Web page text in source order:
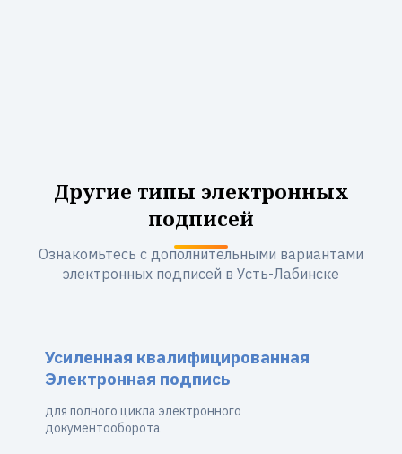
Другие типы электронных
подписей
Ознакомьтесь с дополнительными вариантами
электронных подписей в Усть-Лабинске
Усиленная квалифицированная
Электронная подпись
для полного цикла электронного
документооборота